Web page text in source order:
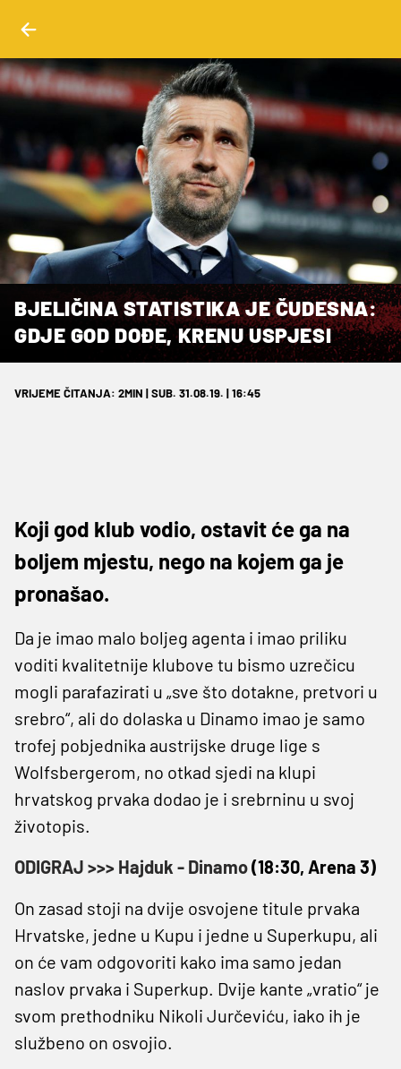
BJELIČINA STATISTIKA JE ČUDESNA:
GDJE GOD DOĐE, KRENU USPJESI
VRIJEME ČITANJA: 2MIN | SUB. 31.08.19. | 16:45
Koji god klub vodio, ostavit će ga na
boljem mjestu, nego na kojem ga je
pronašao.
Da je imao malo boljeg agenta i imao priliku
voditi kvalitetnije klubove tu bismo uzrečicu
mogli parafazirati u „sve što dotakne, pretvori u
srebro“, ali do dolaska u Dinamo imao je samo
trofej pobjednika austrijske druge lige s
Wolfsbergerom, no otkad sjedi na klupi
hrvatskog prvaka dodao je i srebrninu u svoj
životopis.
ODIGRAJ >>> Hajduk - Dinamo(18:30, Arena 3)
On zasad stoji na dvije osvojene titule prvaka
Hrvatske, jedne u Kupu i jedne u Superkupu, ali
on će vam odgovoriti kako ima samo jedan
naslov prvaka i Superkup. Dvije kante „vratio“ je
svom prethodniku Nikoli Jurčeviću, iako ih je
službeno on osvojio.